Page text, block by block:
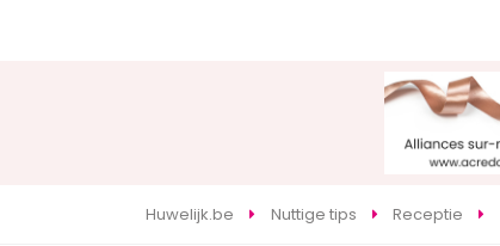
Huwelijk.be Nuttige tips Receptie